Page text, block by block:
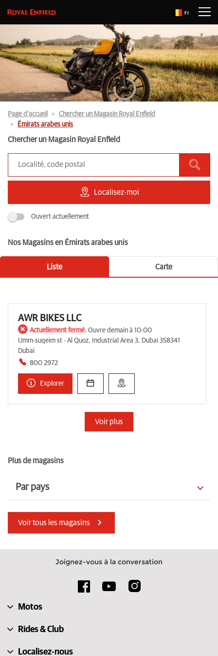
Fr
Page d’accueil
Chercher un Magasin Royal Enfield
Émirats arabes unis
Chercher un Magasin Royal Enfield
Localisez-moi
Ouvert actuellement
Nos Magasins en Émirats arabes unis
Liste Carte
AWR BIKES LLC
Actuellement fermé. Ouvre demain à 10:00
Umm-suqeim st - Al Quoz, Industrial Area 3, Dubai 358341
Dubai
800 2972
Explorer
Voir plus
Plus de magasins
Par pays
Allemagne
Royaume-Uni
Tchéquie
Voir tous les magasins
Joignez-vous à la conversation
Motos
Rides & Club
Localisez-nous